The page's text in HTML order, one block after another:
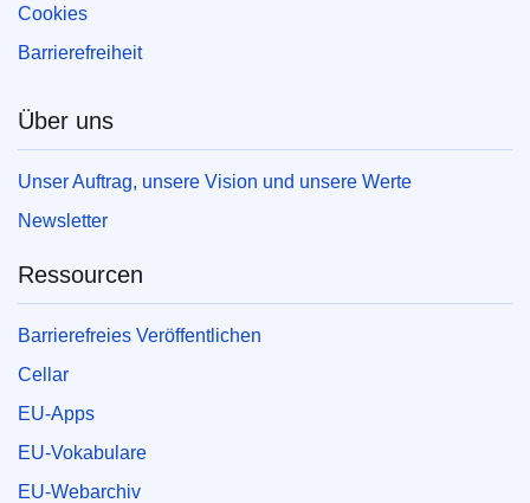
Cookies
Barrierefreiheit
Über uns
Unser Auftrag, unsere Vision und unsere Werte
Newsletter
Ressourcen
Barrierefreies Veröffentlichen
Cellar
EU-Apps
EU-Vokabulare
EU-Webarchiv